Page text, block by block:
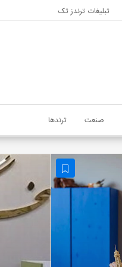
تبلیغات ترندز تک
صنعت ترندها